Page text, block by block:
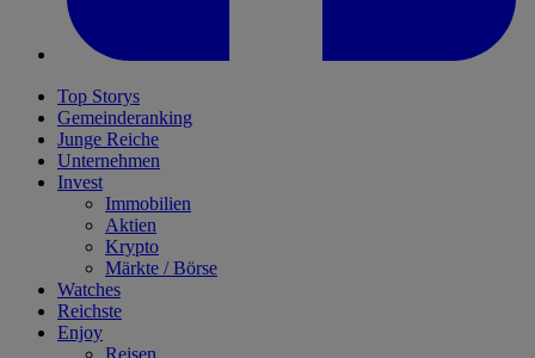
Top Storys
Gemeinderanking
Junge Reiche
Unternehmen
Invest
Immobilien
Aktien
Krypto
Märkte / Börse
Watches
Reichste
Enjoy
Reisen